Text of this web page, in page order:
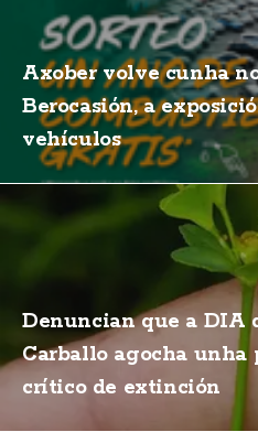
Axober volve cunha
Berocasión, a
vehículos
Denuncian que a DIA
Carballo agocha unha
crítico de extinción